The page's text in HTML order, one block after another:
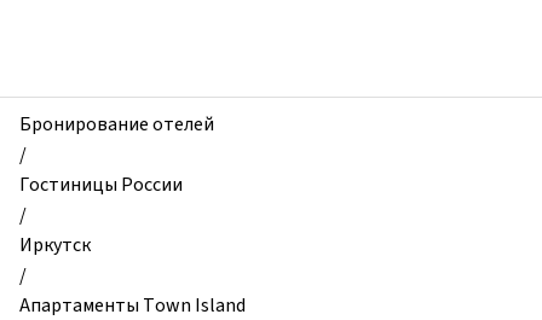
и
квартиры,
Апартаменты
Town
Island,
Иркутск,
Россия
Бронирование отелей
/
Гостиницы России
/
Иркутск
/
Апартаменты Town Island